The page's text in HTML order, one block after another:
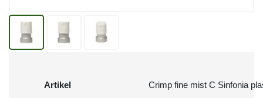
Artikel
Crimp fine mist C Sinfonia